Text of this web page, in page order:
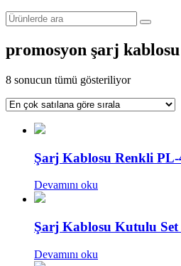
promosyon şarj kablosu
8 sonucun tümü gösteriliyorPopülerliğe
sıralandı
Şarj Kablosu Renkli PL-
Devamını oku
Şarj Kablosu Kutulu Set
Devamını oku